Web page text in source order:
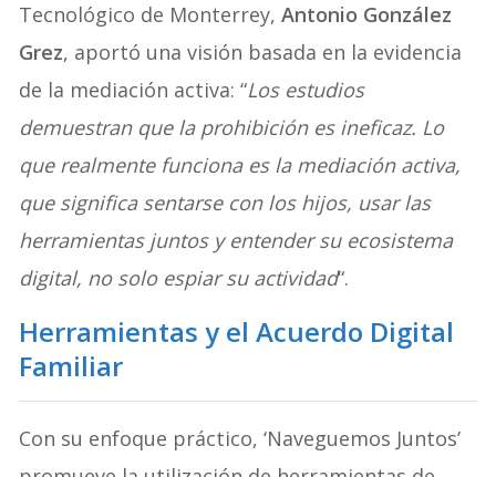
Tecnológico de Monterrey,Antonio González
Grez, aportó una visión basada en la evidencia
de la mediación activa: “Los estudios
demuestran que la prohibición es ineficaz. Lo
que realmente funciona es la mediación activa,
que significa sentarse con los hijos, usar las
herramientas juntos y entender su ecosistema
digital, no solo espiar su actividad“.
Herramientas y el Acuerdo Digital
Familiar
Con su enfoque práctico, ‘Naveguemos Juntos’